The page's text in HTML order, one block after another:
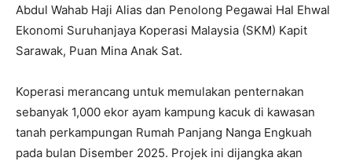
Abdul Wahab Haji Alias dan Penolong Pegawai Hal Ehwal
Ekonomi Suruhanjaya Koperasi Malaysia (SKM) Kapit
Sarawak, Puan Mina Anak Sat.
Koperasi merancang untuk memulakan penternakan
sebanyak 1,000 ekor ayam kampung kacuk di kawasan
tanah perkampungan Rumah Panjang Nanga Engkuah
pada bulan Disember 2025. Projek ini dijangka akan